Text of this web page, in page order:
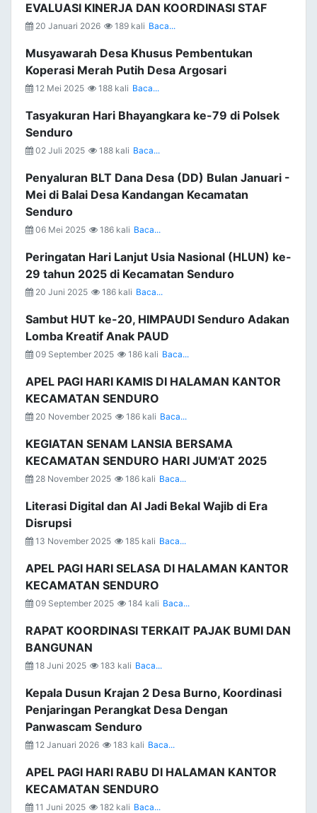
EVALUASI KINERJA DAN KOORDINASI STAF
20 Januari 2026 189 kali Baca...
Musyawarah Desa Khusus Pembentukan
Koperasi Merah Putih Desa Argosari
12 Mei 2025 188 kali Baca...
Tasyakuran Hari Bhayangkara ke-79 di Polsek
Senduro
02 Juli 2025 188 kali Baca...
Penyaluran BLT Dana Desa (DD) Bulan Januari -
Mei di Balai Desa Kandangan Kecamatan
Senduro
06 Mei 2025 186 kali Baca...
Peringatan Hari Lanjut Usia Nasional (HLUN) ke-
29 tahun 2025 di Kecamatan Senduro
20 Juni 2025 186 kali Baca...
Sambut HUT ke-20, HIMPAUDI Senduro Adakan
Lomba Kreatif Anak PAUD
09 September 2025 186 kali Baca...
APEL PAGI HARI KAMIS DI HALAMAN KANTOR
KECAMATAN SENDURO
20 November 2025 186 kali Baca...
KEGIATAN SENAM LANSIA BERSAMA
KECAMATAN SENDURO HARI JUM'AT 2025
28 November 2025 186 kali Baca...
Literasi Digital dan AI Jadi Bekal Wajib di Era
Disrupsi
13 November 2025 185 kali Baca...
APEL PAGI HARI SELASA DI HALAMAN KANTOR
KECAMATAN SENDURO
09 September 2025 184 kali Baca...
RAPAT KOORDINASI TERKAIT PAJAK BUMI DAN
BANGUNAN
18 Juni 2025 183 kali Baca...
Kepala Dusun Krajan 2 Desa Burno, Koordinasi
Penjaringan Perangkat Desa Dengan
Panwascam Senduro
12 Januari 2026 183 kali Baca...
APEL PAGI HARI RABU DI HALAMAN KANTOR
KECAMATAN SENDURO
11 Juni 2025 182 kali Baca...